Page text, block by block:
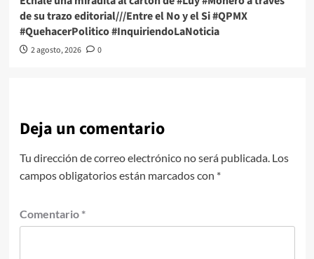
de su trazo editorial///Entre el No y el Si #QPMX
#QuehacerPolitico #InquiriendoLaNoticia
2 agosto, 2026 0
Deja un comentario
Tu dirección de correo electrónico no será publicada. Los
campos obligatorios están marcados con *
Comentario *